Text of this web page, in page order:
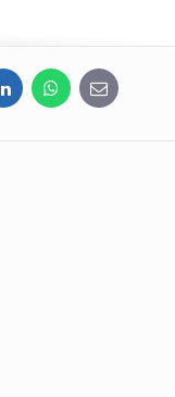
LinkedInWhatsApp
E-
mail